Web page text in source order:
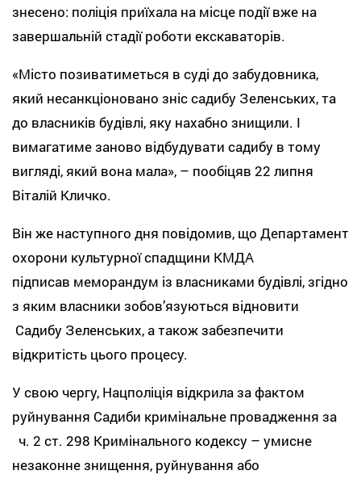
знесено: поліція приїхала на місце події вже на
завершальній стадії роботи екскаваторів.
«Місто позиватиметься в суді до забудовника,
який несанкціоновано зніс садибу Зеленських, та
до власників будівлі, яку нахабно знищили. І
вимагатиме заново відбудувати садибу в тому
вигляді, який вона мала», – пообіцяв 22 липня
Віталій Кличко.
Він же наступного дня повідомив, що Департамент
охорони культурної спадщини КМДА
підписав меморандум із власниками будівлі, згідно
з яким власники зобов’язуються відновити
Садибу Зеленських, а також забезпечити
відкритість цього процесу.
У свою чергу, Нацполіція відкрила за фактом
руйнування Садиби кримінальне провадження за
ч. 2 ст. 298 Кримінального кодексу – умисне
незаконне знищення, руйнування або